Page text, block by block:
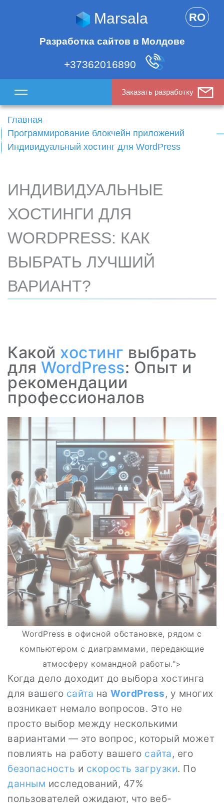
Marsala
Разработка сайтов в Молдове
+37362016890
RO
Заказать разработку
Главная
Программирование блокчейн приложений
Индивидуальный хостинг для WordPress
ИНДИВИДУАЛЬНЫЕ
ХОСТИНГИ ДЛЯ
WORDPRESS: КАК
ВЫБРАТЬ ЛУЧШИЙ
ВАРИАНТ?
Какой хостинг выбрать
для WordPress: Опыт и
рекомендации
профессионалов
WordPress в офисной обстановке, рядом с
компьютером с диаграммами, передающие
атмосферу командной работы.">
Когда дело доходит до выбора хостинга
для вашего сайта на WordPress, у многих
возникает немало вопросов. Это не
просто выбор между несколькими
вариантами — это вопрос, который может
повлиять на работу вашего сайта, его
безопасность и скорость загрузки. По
данным исследований, 47%
пользователей ожидают, что веб-